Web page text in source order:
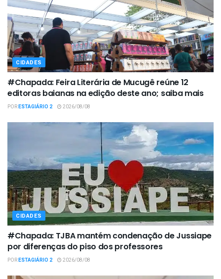
CIDADES
#Chapada: Feira Literária de Mucugê reúne 12
editoras baianas na edição deste ano; saiba mais
PORESTAGIÁRIO 2 2026/08/08
CIDADES
#Chapada: TJBA mantém condenação de Jussiape
por diferenças do piso dos professores
PORESTAGIÁRIO 2 2026/08/08